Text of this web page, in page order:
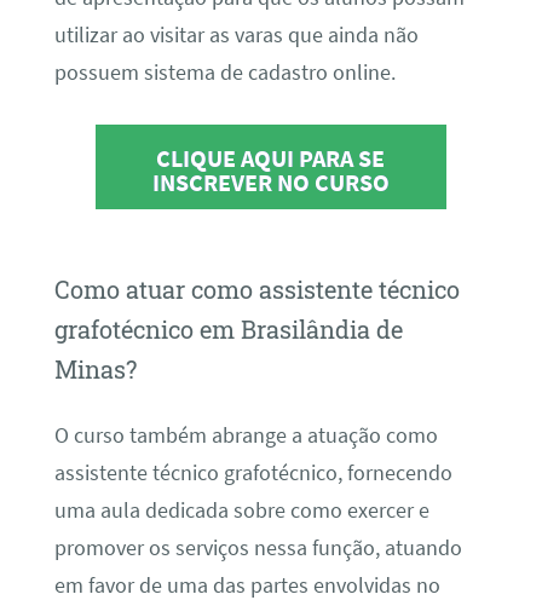
utilizar ao visitar as varas que ainda não
possuem sistema de cadastro online.
CLIQUE AQUI PARA SE
INSCREVER NO CURSO
Como atuar como assistente técnico
grafotécnico em Brasilândia de
Minas?
O curso também abrange a atuação como
assistente técnico grafotécnico, fornecendo
uma aula dedicada sobre como exercer e
promover os serviços nessa função, atuando
em favor de uma das partes envolvidas no